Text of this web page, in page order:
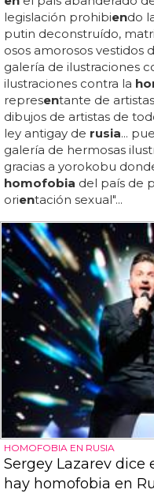
legislación prohibiendo
putin deconstruído,
osos amorosos vestidos
galería de ilustraciones
ilustraciones contra la
representante de
dibujos de artistas de
ley antigay de rusia...
galería de hermosas
gracias a yorokobu
homofobia del país de
orientación sexual"...
HOMOFOBIA EN RUSIA
Sergey Lazarev dice
hay homofobia en